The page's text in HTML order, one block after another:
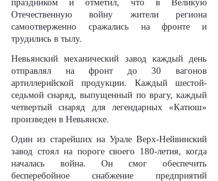
праздником и отметил, что в Великую
Отечественную войну жители региона
самоотверженно сражались на фронте и
трудились в тылу.
Невьянский механический завод каждый день
отправлял на фронт до 30 вагонов
артиллерийской продукции. Каждый шестой-
седьмой снаряд, выпущенный по врагу, каждый
четвертый снаряд для легендарных «Катюш»
произведен в Невьянске.
Один из старейших на Урале Верх-Нейвинский
завод стоял на пороге своего 180-летия, когда
началась война. Он смог обеспечить
бесперебойное снабжение предприятий